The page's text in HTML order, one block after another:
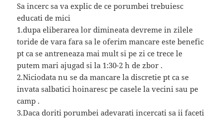
Sa incerc sa va explic de ce porumbei trebuiesc
educati de mici
1.dupa eliberarea lor dimineata devreme in zilele
toride de vara fara sa le oferim mancare este benefic
pt ca se antreneaza mai mult si pe zi ce trece le
putem mari ajugad si la 1:30-2 h de zbor .
2.Niciodata nu se da mancare la discretie pt ca se
invata salbatici hoinaresc pe casele la vecini sau pe
camp .
3.Daca doriti porumbei adevarati incercati sa ii faceti